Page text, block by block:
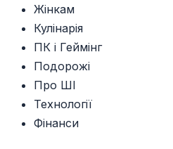
Жінкам
Кулінарія
ПК і Геймінг
Подорожі
Про ШІ
Технології
Фінанси